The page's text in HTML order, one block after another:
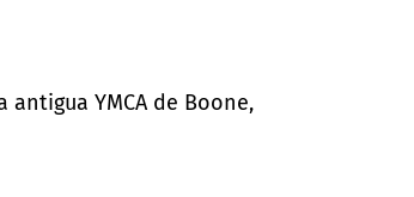
YMCA de Boone,